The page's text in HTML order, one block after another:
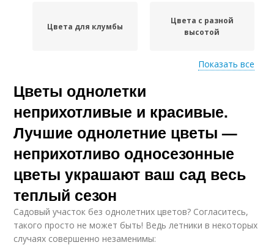
Цвета для клумбы
Цвета с разной
высотой
Цвета из рассады
Показать все
Цветы однолетки
неприхотливые и красивые.
Лучшие однолетние цветы —
неприхотливо односезонные
цветы украшают ваш сад весь
теплый сезон
Садовый участок без однолетних цветов? Согласитесь,
такого просто не может быть! Ведь летники в некоторых
случаях совершенно незаменимы: